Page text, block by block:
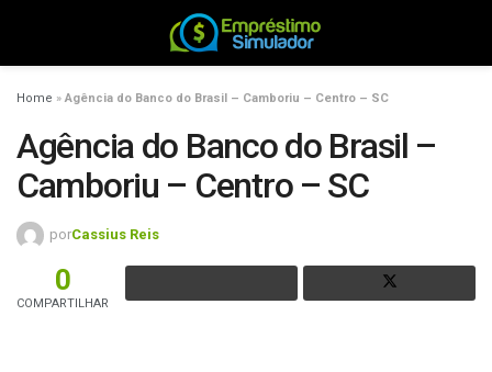
Home » Agência do Banco do Brasil – Camboriu – Centro – SC
Agência do Banco do Brasil –
Camboriu – Centro – SC
porCassius Reis
0
COMPARTILHAR